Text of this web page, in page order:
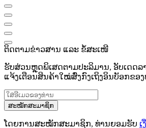
ຕິດຕາມຂ່າວສານ ແລະ ຂໍ້ສະເໜີ
ຮັບສ່ວນຫຼຸດພິເສດຕາມປະລິມານ, ອັບເດດລ
ແຈ້ງເຕືອນສິນຄ້າໃໝ່ສົ່ງກົງເຖິງອິນບັອກຂອງ
ສະໝັກສະມາຊິກ
ໂດຍການສະໝັກສະມາຊິກ, ທ່ານຍອມຮັບ